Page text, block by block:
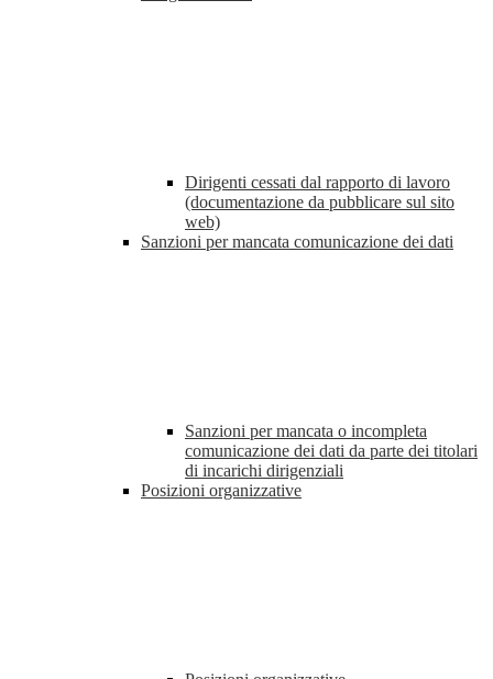
Dirigenti cessati dal rapporto di lavoro
(documentazione da pubblicare sul sito
web)
Sanzioni per mancata comunicazione dei dati
Sanzioni per mancata o incompleta
comunicazione dei dati da parte dei titolari
di incarichi dirigenziali
Posizioni organizzative